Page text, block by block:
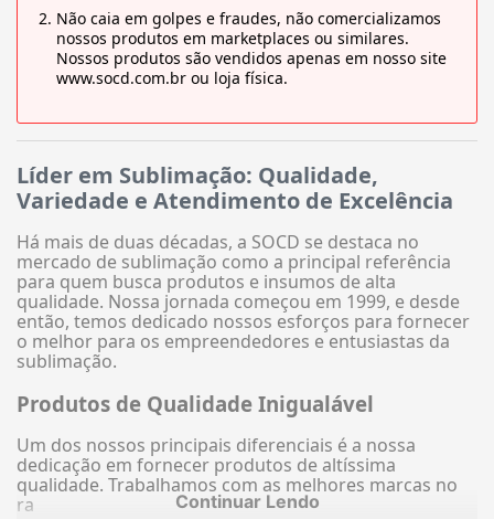
Não caia em golpes e fraudes, não comercializamos
nossos produtos em marketplaces ou similares.
Nossos produtos são vendidos apenas em nosso site
www.socd.com.br ou loja física.
Líder em Sublimação: Qualidade,
Variedade e Atendimento de Excelência
Há mais de duas décadas, a SOCD se destaca no
mercado de sublimação como a principal referência
para quem busca produtos e insumos de alta
qualidade. Nossa jornada começou em 1999, e desde
então, temos dedicado nossos esforços para fornecer
o melhor para os empreendedores e entusiastas da
sublimação.
Produtos de Qualidade Inigualável
Um dos nossos principais diferenciais é a nossa
dedicação em fornecer produtos de altíssima
qualidade. Trabalhamos com as melhores marcas no
ra
Continuar Lendo